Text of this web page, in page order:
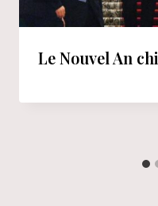
Le Nouvel An